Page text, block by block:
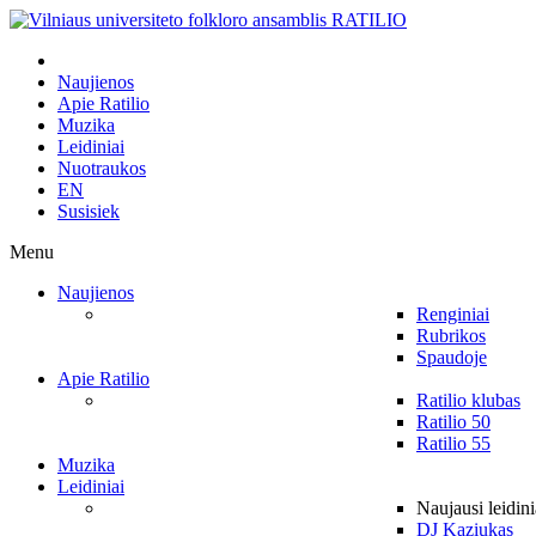
Naujienos
Apie Ratilio
Muzika
Leidiniai
Nuotraukos
EN
Susisiek
Menu
Naujienos
Renginiai
Rubrikos
Spaudoje
Apie Ratilio
Ratilio klubas
Ratilio 50
Ratilio 55
Muzika
Leidiniai
Naujausi
DJ Kaziukas